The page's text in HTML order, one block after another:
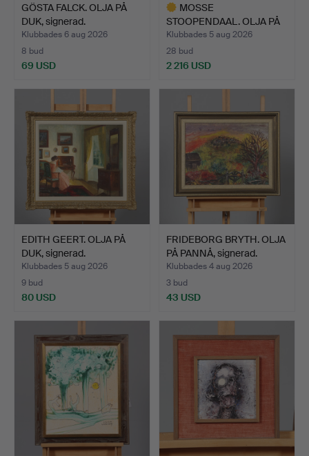
GÖSTA FALCK. OLJA PÅ
DUK, signerad.
Klubbades 6 aug 2026
8 bud
69 USD
MOSSE
STOOPENDAAL. OLJA PÅ
DUK, hare i vin…
Klubbades 5 aug 2026
28 bud
2 216 USD
föremål
EDITH GEERT. OLJA PÅ
DUK, signerad.
Klubbades 5 aug 2026
9 bud
80 USD
FRIDEBORG BRYTH. OLJA
PÅ PANNÅ, signerad.
Klubbades 4 aug 2026
3 bud
43 USD